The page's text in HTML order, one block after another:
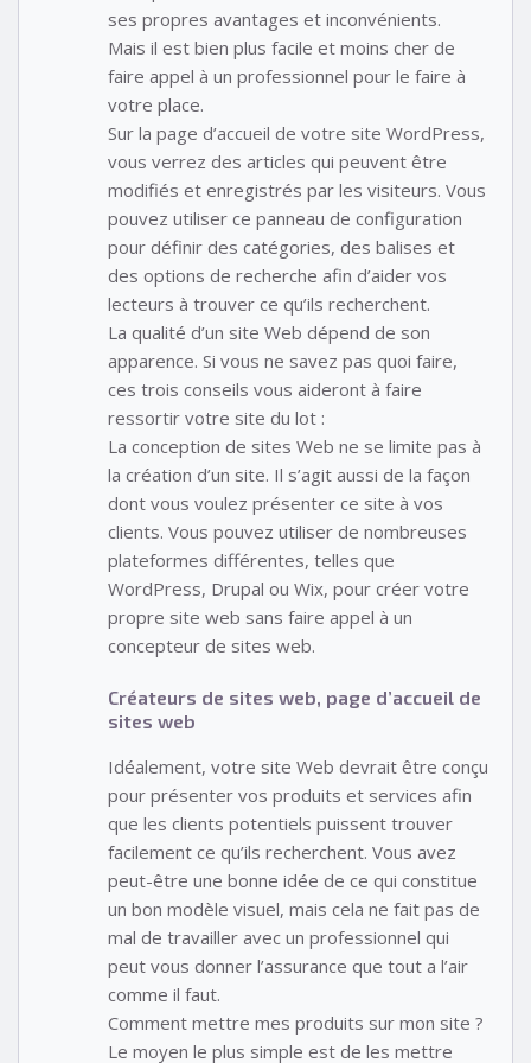
ses propres avantages et inconvénients.
Mais il est bien plus facile et moins cher de
faire appel à un professionnel pour le faire à
votre place.
Sur la page d’accueil de votre site WordPress,
vous verrez des articles qui peuvent être
modifiés et enregistrés par les visiteurs. Vous
pouvez utiliser ce panneau de configuration
pour définir des catégories, des balises et
des options de recherche afin d’aider vos
lecteurs à trouver ce qu’ils recherchent.
La qualité d’un site Web dépend de son
apparence. Si vous ne savez pas quoi faire,
ces trois conseils vous aideront à faire
ressortir votre site du lot :
La conception de sites Web ne se limite pas à
la création d’un site. Il s’agit aussi de la façon
dont vous voulez présenter ce site à vos
clients. Vous pouvez utiliser de nombreuses
plateformes différentes, telles que
WordPress, Drupal ou Wix, pour créer votre
propre site web sans faire appel à un
concepteur de sites web.
Créateurs de sites web, page d’accueil de
sites web
Idéalement, votre site Web devrait être conçu
pour présenter vos produits et services afin
que les clients potentiels puissent trouver
facilement ce qu’ils recherchent. Vous avez
peut-être une bonne idée de ce qui constitue
un bon modèle visuel, mais cela ne fait pas de
mal de travailler avec un professionnel qui
peut vous donner l’assurance que tout a l’air
comme il faut.
Comment mettre mes produits sur mon site ?
Le moyen le plus simple est de les mettre